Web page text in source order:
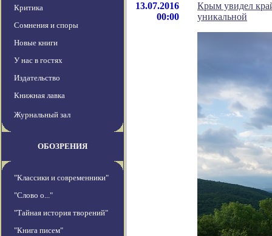
Критика
Сомнения и споры
Новые книги
У нас в гостях
Издательство
Книжная лавка
Журнальный зал
ОБОЗРЕНИЯ
"Классики и современники"
"Слово о..."
"Тайная история творений"
"Книга писем"
13.07.2016
00:00
Крым увидел
уникальной